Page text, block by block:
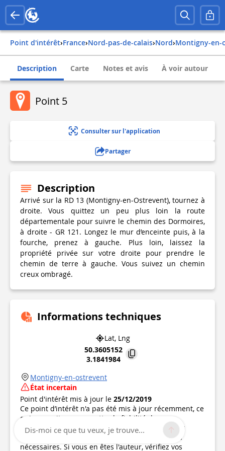
Point d'intérêt› france› nord-pas-de-calais› nord› montigny-
Description Carte Notes et avis À voir autour
Point 5
Consulter sur l'application
Partager
Description
Arrivé sur la RD 13 (Montigny-en-Ostrevent), tournez à
droite. Vous quittez un peu plus loin la route
départementale pour suivre le chemin des Dormoires,
à droite - GR 121. Longez le mur d’enceinte puis, à la
fourche, prenez à gauche. Plus loin, laissez la
propriété privée sur votre droite pour prendre le
chemin de terre à gauche. Vous suivez un chemin
creux ombragé.
Informations techniques
Lat, Lng
50.3605152
3.1841984
Montigny-en-ostrevent
État incertain
Point d'intérêt mis à jour le 25/12/2019
Ce point d’intérêt n'a pas été mis à jour récemment, ce
qui pourrait compromettre la fiabilité de ces
informations. Nous vous recommandons de vous
renseigner et de prendre toutes les précautions
nécessaires. Si vous en êtes l'auteur, vérifiez vos
Dis-moi ce que tu veux, je trouve...